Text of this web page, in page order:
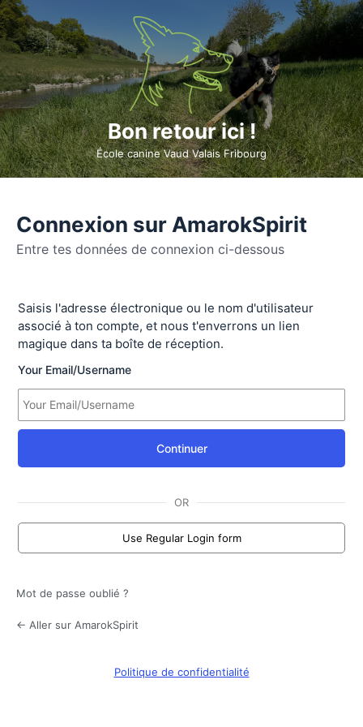
Connexion sur AmarokSpirit
Entre tes données de connexion ci-dessous
Se
connecter
Saisis l'adresse électronique ou le nom d'utilisateur
associé à ton compte, et nous t'enverrons un lien
magique dans ta boîte de réception.
Your Email/Username
Continuer
OR
Use Regular Login form
Mot de passe oublié ?
← Aller sur AmarokSpirit
Politique de confidentialité
Bon retour ici !
École canine Vaud Valais Fribourg